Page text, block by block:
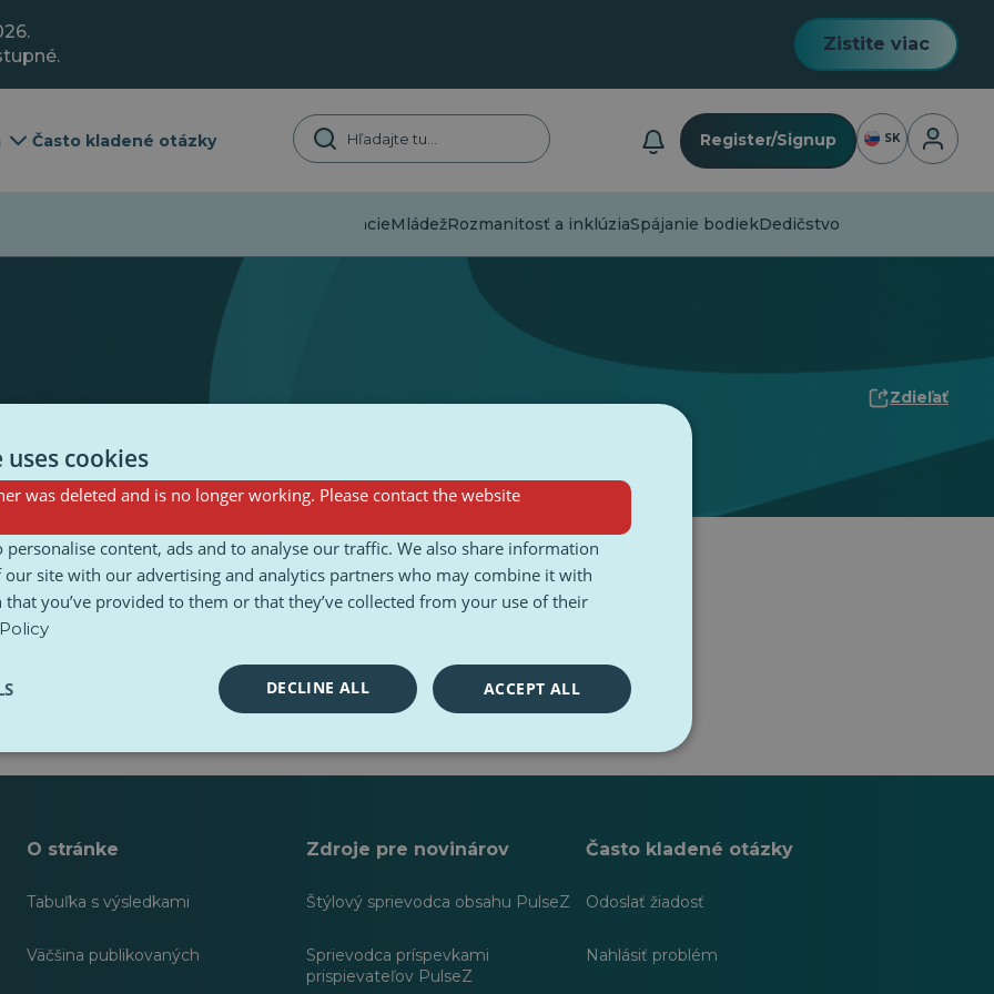
Zistite viac
Často kladené otázky Register/Signup SK
DezinformácieMládežRozmanitosť a inklúziaSpájanie bodiekDedičstvo
Zdieľať
O stránke
Tabuľka s výsledkami
Väčšina publikovaných
Zdroje pre novinárov
Štýlový sprievodca obsahu PulseZ
Sprievodca príspevkami
prispievateľov PulseZ
Často kladené otázky
Odoslať žiadosť
Nahlásiť problém
cookies
was deleted and is no longer working. Please contact the website
personalise content, ads and to analyse our traffic. We also share information
site with our advertising and analytics partners who may combine it with
you’ve provided to them or that they’ve collected from your use of their
ACCEPT ALL
DECLINE ALL